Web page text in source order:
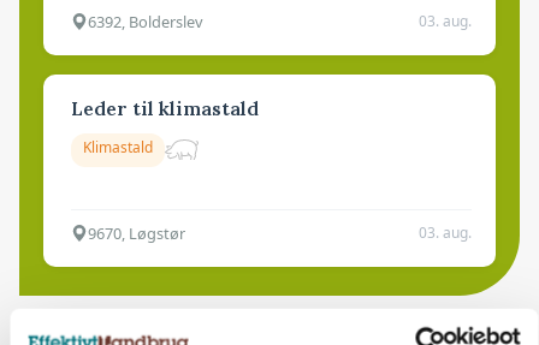
6392, Bolderslev 03. aug.
Leder til klimastald
Klimastald
9670, Løgstør 03. aug.